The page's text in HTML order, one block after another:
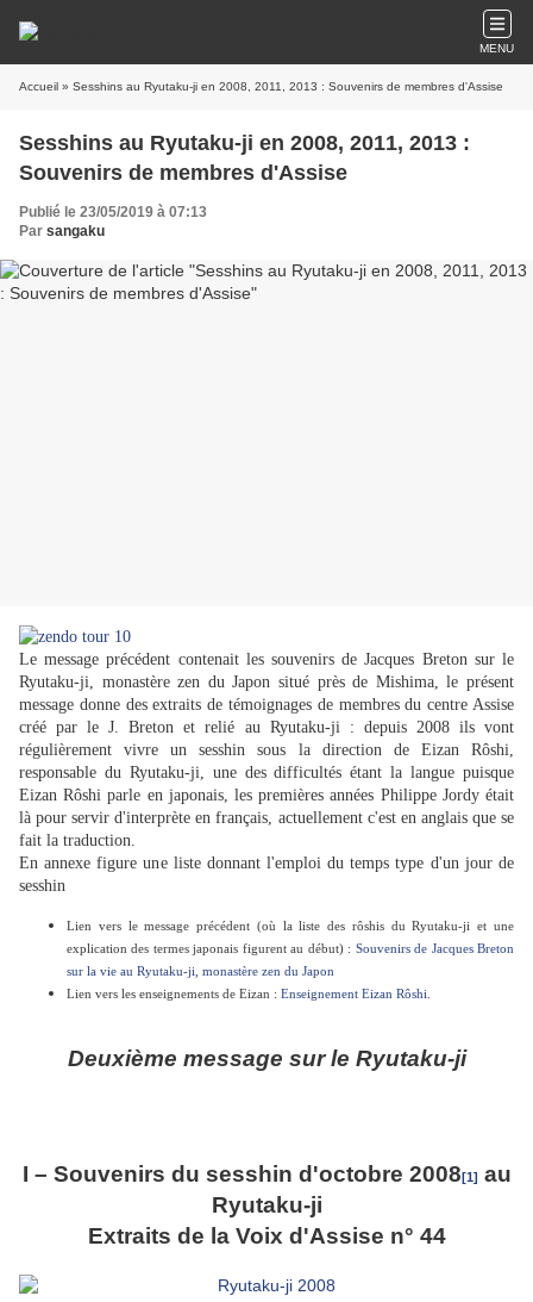
MENU
Accueil » Sesshins au Ryutaku-ji en 2008, 2011, 2013 : Souvenirs de membres d'Assise
Sesshins au Ryutaku-ji en 2008, 2011, 2013 :
Souvenirs de membres d'Assise
Publié le 23/05/2019 à 07:13
Par sangaku
Le message précédent contenait les souvenirs de Jacques Breton sur le
Ryutaku-ji, monastère zen du Japon situé près de Mishima, le présent
message donne des extraits de témoignages de membres du centre Assise
créé par le J. Breton et relié au Ryutaku-ji : depuis 2008 ils vont
régulièrement vivre un sesshin sous la direction de Eizan Rôshi,
responsable du Ryutaku-ji, une des difficultés étant la langue puisque
Eizan Rôshi parle en japonais, les premières années Philippe Jordy était
là pour servir d'interprète en français, actuellement c'est en anglais que se
fait la traduction.
En annexe figure une liste donnant l'emploi du temps type d'un jour de
sesshin
Lien vers le message précédent (où la liste des rôshis du Ryutaku-ji et une
explication des termes japonais figurent au début) : Souvenirs de Jacques Breton
sur la vie au Ryutaku-ji, monastère zen du Japon
Lien vers les enseignements de Eizan : Enseignement Eizan Rôshi
Deuxième message sur le Ryutaku-ji
I – Souvenirs du sesshin d'octobre 2008[1] au
Ryutaku-ji
Extraits de la Voix d'Assise n° 44